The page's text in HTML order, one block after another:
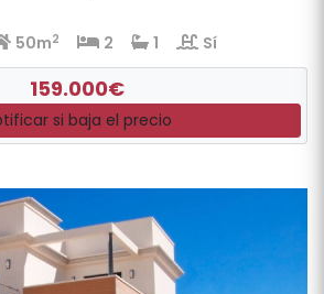
50m2 2 1 Sí
159.000€
si baja el precio